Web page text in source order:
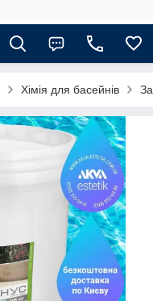
Хімія для басейнів